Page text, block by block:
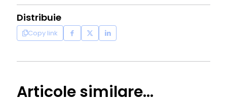
Distribuie
Copy link
Articole similare...